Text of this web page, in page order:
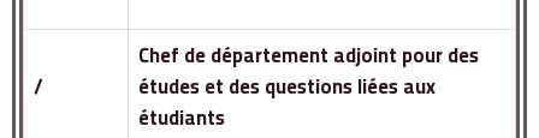
/
Chef de département adjoint pour des
études et des questions liées aux
étudiants